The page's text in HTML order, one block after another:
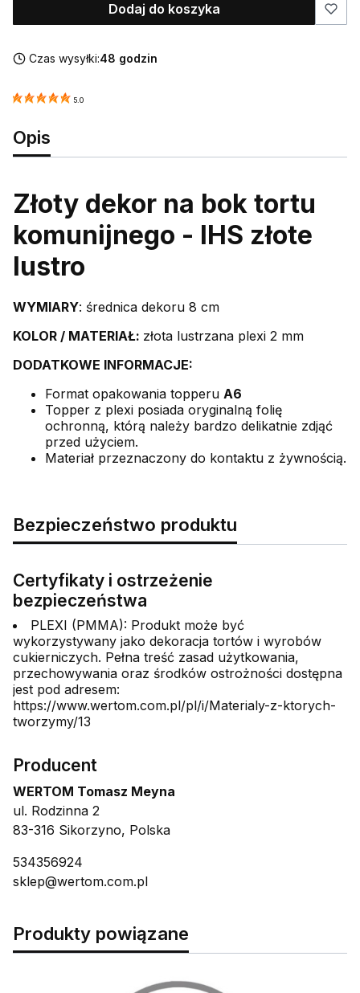
Dodaj do koszyka
Czas wysyłki:48 godzin
5.0
Opis
Złoty dekor na bok tortu
komunijnego - IHS złote
lustro
WYMIARY: średnica dekoru 8 cm
KOLOR / MATERIAŁ: złota lustrzana plexi 2 mm
DODATKOWE INFORMACJE:
Format opakowania topperu A6
Topper z plexi posiada oryginalną folię
ochronną, którą należy bardzo delikatnie zdjąć
przed użyciem.
Materiał przeznaczony do kontaktu z żywnością.
Bezpieczeństwo produktu
Certyfikaty i ostrzeżenie
bezpieczeństwa
PLEXI (PMMA): Produkt może być
wykorzystywany jako dekoracja tortów i wyrobów
cukierniczych. Pełna treść zasad użytkowania,
przechowywania oraz środków ostrożności dostępna
jest pod adresem:
https://www.wertom.com.pl/pl/i/Materialy-z-ktorych-
tworzymy/13
Producent
WERTOM Tomasz Meyna
ul. Rodzinna 2
83-316 Sikorzyno, Polska
534356924
sklep@wertom.com.pl
Produkty powiązane